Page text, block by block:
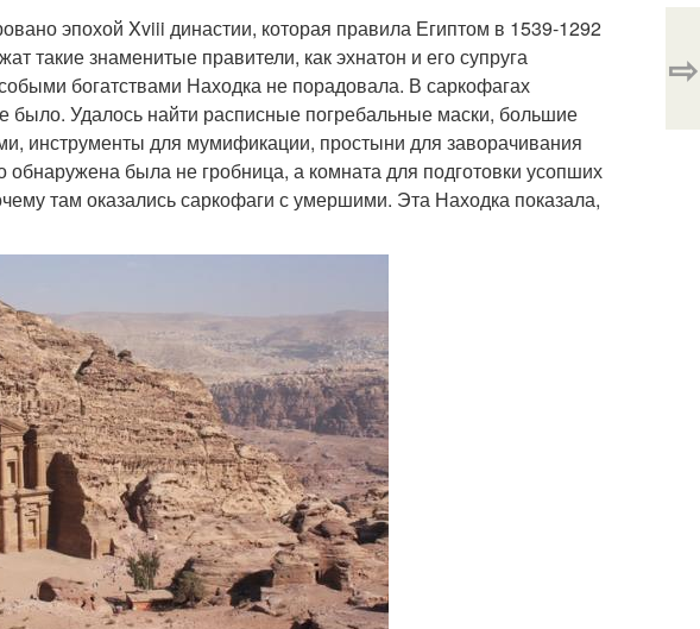
эпохой Xviii династии, которая правила Египтом в 1539-1292
такие знаменитые правители, как эхнатон и его супруга
богатствами Находка не порадовала. В саркофагах
было. Удалось найти расписные погребальные маски, большие
инструменты для мумификации, простыни для заворачивания
была не гробница, а комната для подготовки усопших
там оказались саркофаги с умершими. Эта Находка показала,
⇨